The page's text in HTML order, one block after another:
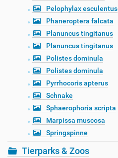
Pelophylax esculentus
Phaneroptera falcata
Planuncus tingitanus
Planuncus tingitanus
Polistes dominula
Polistes dominula
Pyrrhocoris apterus
Schnake
Sphaerophoria scripta
Marpissa muscosa
Springspinne
Tierparks & Zoos